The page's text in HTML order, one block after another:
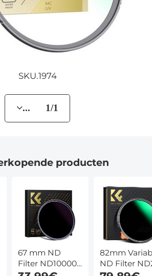
SKU.1974
... 1/1
producten
67 mm ND
Filter ND100000
82mm
ND Filter